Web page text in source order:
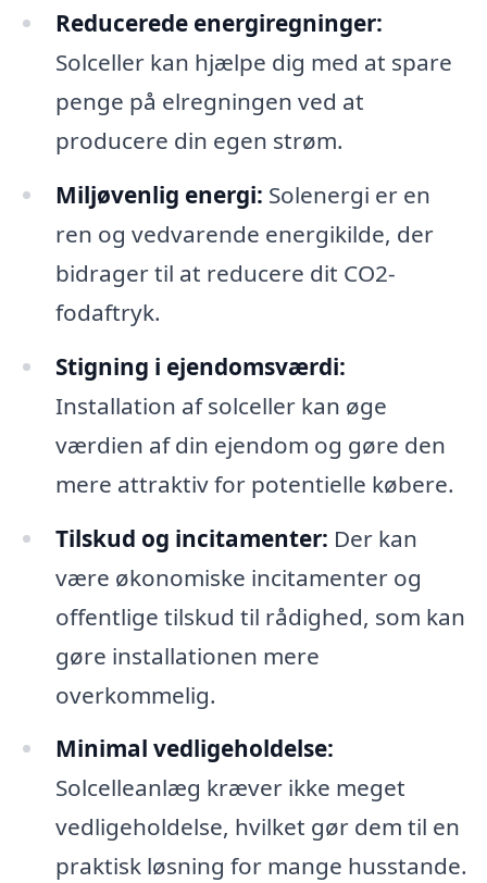
Reducerede energiregninger:
Solceller kan hjælpe dig med at spare
penge på elregningen ved at
producere din egen strøm.
Miljøvenlig energi: Solenergi er en
ren og vedvarende energikilde, der
bidrager til at reducere dit CO2-
fodaftryk.
Stigning i ejendomsværdi:
Installation af solceller kan øge
værdien af din ejendom og gøre den
mere attraktiv for potentielle købere.
Tilskud og incitamenter: Der kan
være økonomiske incitamenter og
offentlige tilskud til rådighed, som kan
gøre installationen mere
overkommelig.
Minimal vedligeholdelse:
Solcelleanlæg kræver ikke meget
vedligeholdelse, hvilket gør dem til en
praktisk løsning for mange husstande.